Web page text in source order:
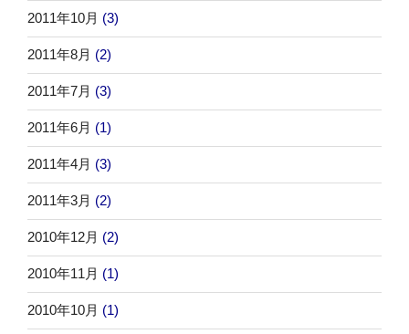
2011年10月 (3)
2011年8月 (2)
2011年7月 (3)
2011年6月 (1)
2011年4月 (3)
2011年3月 (2)
2010年12月 (2)
2010年11月 (1)
2010年10月 (1)